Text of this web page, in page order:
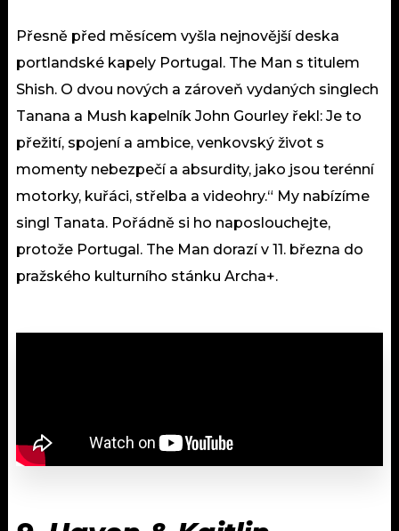
Přesně před měsícem vyšla nejnovější deska
portlandské kapely Portugal. The Man s titulem
Shish. O dvou nových a zároveň vydaných singlech
Tanana a Mush kapelník John Gourley řekl: Je to
přežití, spojení a ambice, venkovský život s
momenty nebezpečí a absurdity, jako jsou terénní
motorky, kuřáci, střelba a videohry.“ My nabízíme
singl Tanata. Pořádně si ho naposlouchejte,
protože Portugal. The Man dorazí v 11. března do
pražského kulturního stánku Archa+.